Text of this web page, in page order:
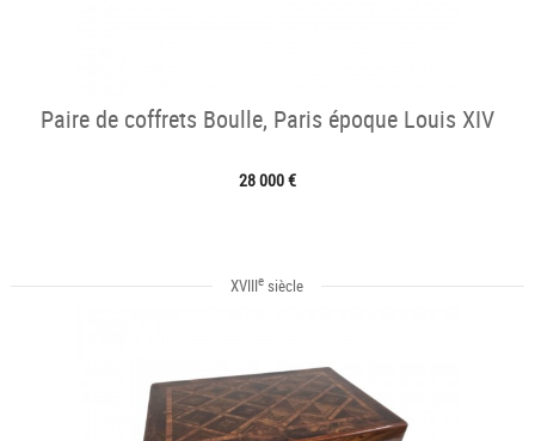
Paire de coffrets Boulle, Paris époque Louis XIV
28 000 €
XVIIIe siècle